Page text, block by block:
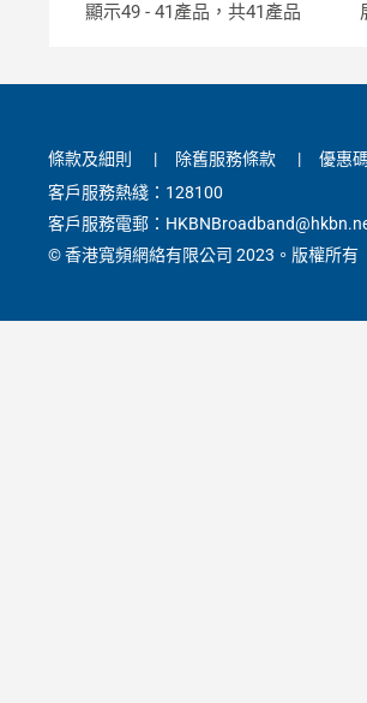
顯示49 - 41產品，共41產品
條款及細則 | 除舊服務條款 | 優惠
客戶服務熱綫：128100
客戶服務電郵：
© 香港寬頻網絡有限公司 2023。版權所有